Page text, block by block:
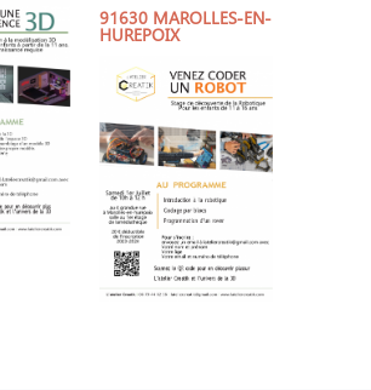
91630 MAROLLES-EN-
HUREPOIX